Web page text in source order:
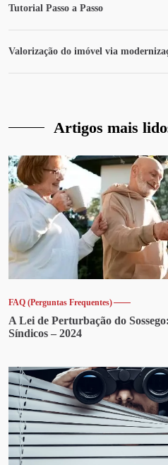
Tutorial Passo a Passo
Valorização do imóvel via
Artigos mais
FAQ (Perguntas Frequentes)
A Lei de Perturbação do
Síndicos – 2024